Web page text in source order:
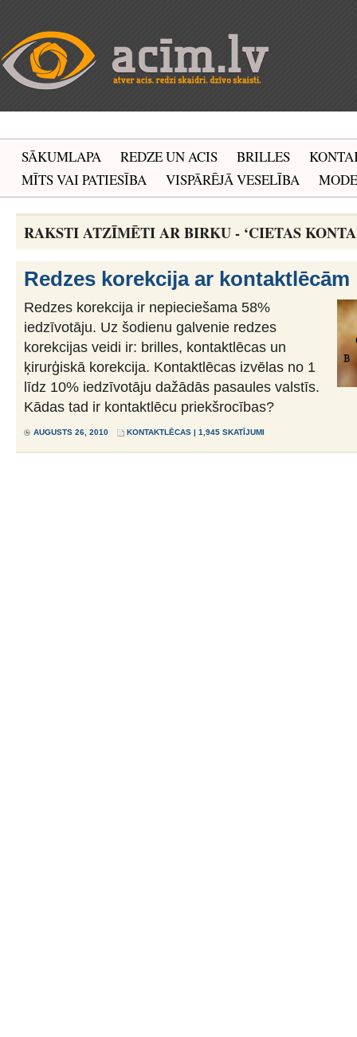
SĀKUMLAPA REDZE UN ACIS BRILLES
MĪTS VAI PATIESĪBA
VISPĀRĒJĀ VESELĪBA MODE
RAKSTI ATZĪMĒTI AR BIRKU - ‘CIETAS
Redzes korekcija ar kontaktlēcām
Redzes korekcija ir nepieciešama 58%
iedzīvotāju. Uz šodienu galvenie redzes
korekcijas veidi ir: brilles, kontaktlēcas un
ķirurģiskā korekcija. Kontaktlēcas izvēlas no 1
līdz 10% iedzīvotāju dažādās pasaules valstīs.
Kādas tad ir kontaktlēcu priekšrocības?
AUGUSTS 26, 2010 KONTAKTLĒCAS | 1,945 SKATĪJUMI